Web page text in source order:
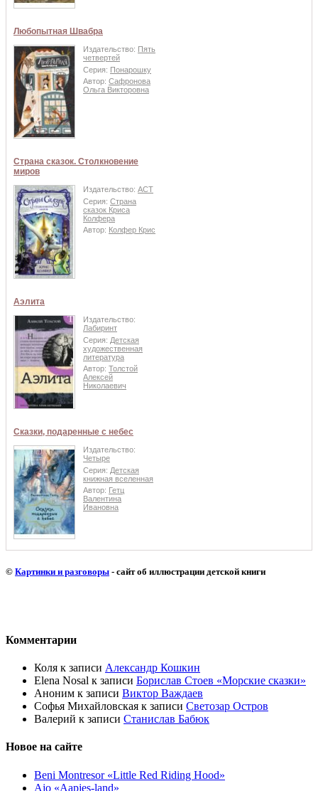
Любопытная Швабра
Издательство: Пять
четвертей
Серия: Понарошку
Автор: Сафронова
Ольга Викторовна
Страна сказок. Столкновение
миров
Издательство: АСТ
Серия: Страна
сказок Криса
Колфера
Автор: Колфер Крис
Аэлита
Издательство:
Лабиринт
Серия: Детская
художественная
литература
Автор: Толстой
Алексей
Николаевич
Сказки, подаренные с небес
Издательство:
Четыре
Серия: Детская
книжная вселенная
Автор: Гетц
Валентина
Ивановна
© Картинки и разговоры - сайт об иллюстрации детской книги
Комментарии
Коля к записи Александр Кошкин
Elena Nosal к записи Борислав Стоев «Морские сказки»
Аноним к записи Виктор Важдаев
Софья Михайловская к записи Светозар Остров
Валерий к записи Станислав Бабюк
Новое на сайте
Beni Montresor «Little Red Riding Hood»
Ajo «Aapjes-land»